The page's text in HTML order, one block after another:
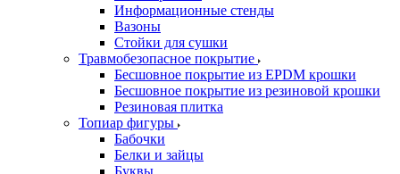
Информационные стенды
Вазоны
Стойки для сушки
Травмобезопасное покрытие
Бесшовное покрытие из EPDM крошки
Бесшовное покрытие из резиновой крошки
Резиновая плитка
Топиар фигуры
Бабочки
Белки и зайцы
Буквы